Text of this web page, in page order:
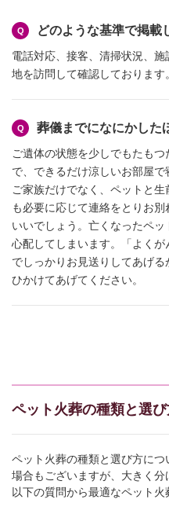
どのような基準で掲載
電話対応、接客、清掃状況、
地を訪問して確認しております。
葬儀までになにかした
ご遺体の状態を少しでもたも
で、できるだけ涼しいお部屋で
ご家族だけでなく、ペットと
も必要に応じて連絡をとりお
いいでしょう。亡くなったペ
心配してしまいます。「よく
でしっかりお見送りしてあげ
ひかけてあげてください。
ペット火葬の種類と選
ペット火葬の種類と選び方に
場合もございますが、大きく分
以下の質問から最適なペット火